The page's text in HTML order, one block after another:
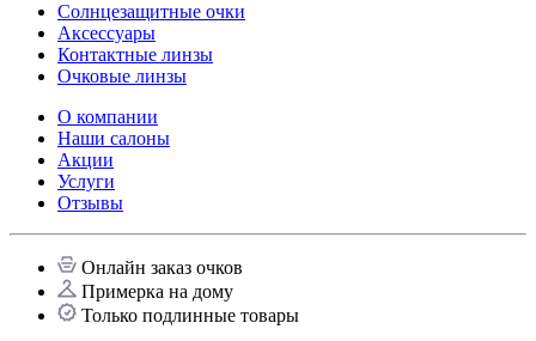
Солнцезащитные очки
Аксессуары
Контактные линзы
Очковые линзы
О компании
Наши салоны
Акции
Услуги
Отзывы
Онлайн заказ очков
Примерка на дому
Только подлинные товары